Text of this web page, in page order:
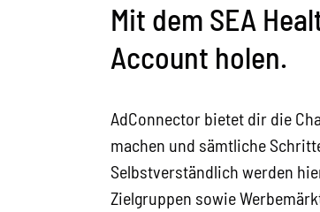
Mit dem SEA
Account holen.
AdConnector bietet dir die
machen und sämtliche
Selbstverständlich werden
Zielgruppen sowie